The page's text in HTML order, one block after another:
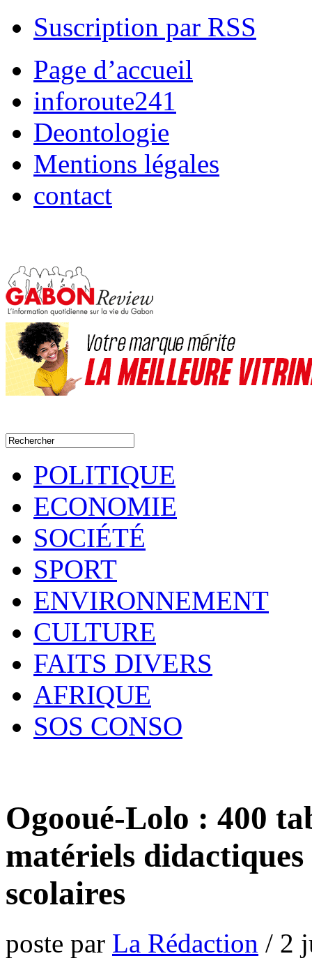
Suscription par RSS
Page d’accueil
inforoute241
Deontologie
Mentions légales
contact
POLITIQUE
ECONOMIE
SOCIÉTÉ
SPORT
ENVIRONNEMENT
CULTURE
FAITS DIVERS
AFRIQUE
SOS CONSO
Ogooué-Lolo : 400
matériels
scolaires
poste par La Rédaction / 2